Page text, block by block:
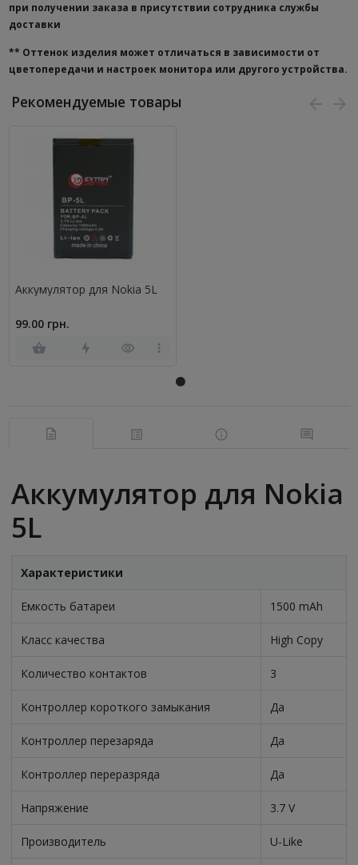
при получении заказа в присутствии сотрудника службы
доставки
** Оттенок изделия может отличаться в зависимости от
цветопередачи и настроек монитора или другого устройства.
Рекомендуемые товары
Аккумулятор для Nokia 5L
99.00 грн.
Аккумулятор для Nokia
5L
Характеристики
Емкость батареи 1500 mAh
Класс качества High Copy
Количество контактов 3
Контроллер короткого замыкания Да
Контроллер перезаряда Да
Контроллер переразряда Да
Напряжение 3.7 V
Производитель U-Like